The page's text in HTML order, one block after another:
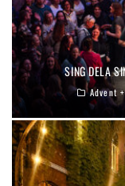
SING DELA
Advent